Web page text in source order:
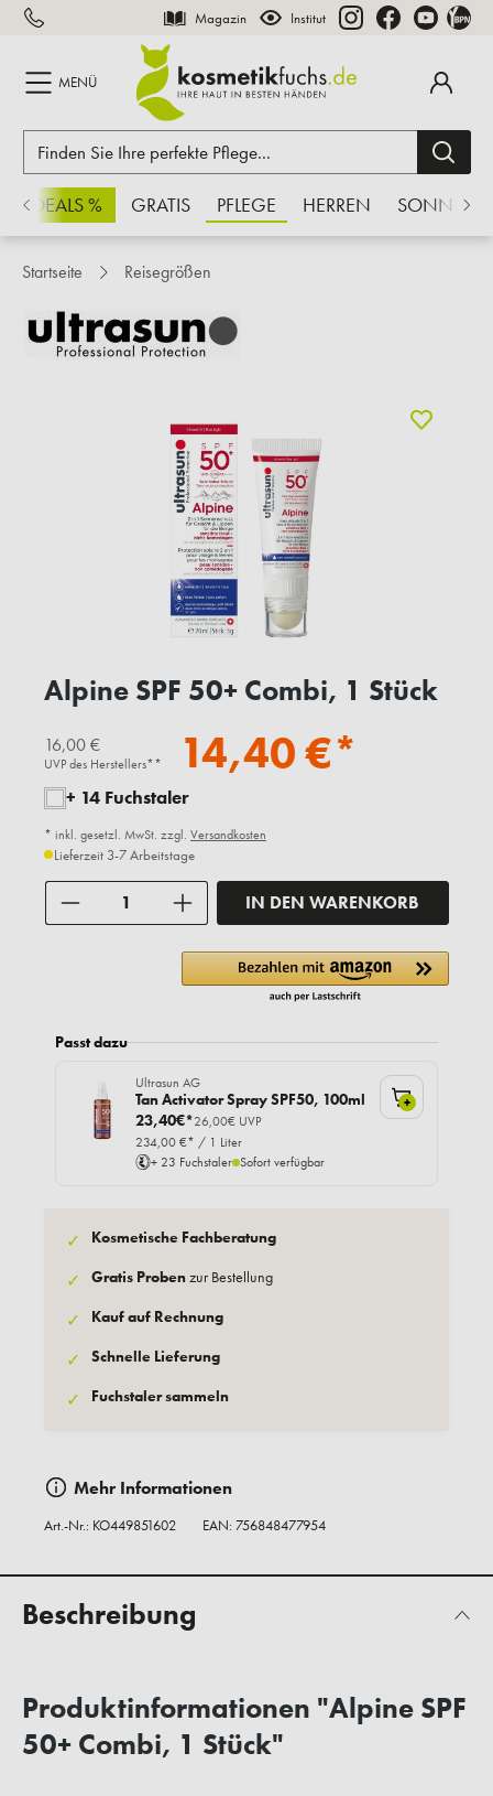
springen Magazin Institut
MENÜ
% GRATIS PFLEGE HERREN SONNE
Startseite Reisegrößen
Alpine SPF 50+ Combi, 1 Stück
16,00 €
UVP des Herstellers** 14,40 €*
+ 14 Fuchstaler
* inkl. gesetzl. MwSt. zzgl. Versandkosten
Lieferzeit 3-7 Arbeitstage
IN DEN WARENKORB
Passt dazu
Ultrasun AG
Tan Activator Spray SPF50, 100ml
23,40€*26,00€ UVP
234,00 €* / 1 Liter
+ 23 Fuchstaler Sofort verfügbar
+
✓ Kosmetische Fachberatung
✓ Gratis Probenzur Bestellung
✓ Kauf auf Rechnung
✓ Schnelle Lieferung
✓ Fuchstaler sammeln
Mehr Informationen
Art.-Nr.: KO449851602 EAN: 756848477954
Beschreibung
Produktinformationen "Alpine SPF
50+ Combi, 1 Stück"